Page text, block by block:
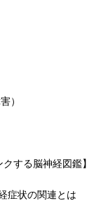
）
する脳神経図鑑】
症状の関連とは